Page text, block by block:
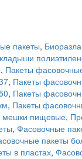
пакеты,
, Пакеты
, Пакеты
, Пакеты
, Пакеты
мешки пищевые,
, Фасовочные
пакеты
в пластах,